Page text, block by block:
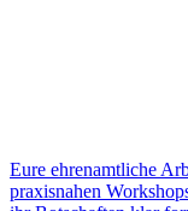
Eure ehrenamtliche
praxisnahen